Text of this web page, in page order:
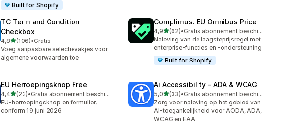
Built for Shopify
TC Term and Condition
Checkbox
4,8van 5 sterren
(106)
106 recensies in totaal
•Gratis
Voeg aanpasbare selectievakjes voor
algemene voorwaarden toe
Complimus: EU Omnibus Price
4,9van 5 sterren
(62)
62 recensies in totaal
•
Gratis abonnement beschikbaar
Naleving van de laagsteprijsregel met
enterprise-functies en -ondersteuning
Built for Shopify
EU Herroepingsknop Free
4,4van 5 sterren
(23)
23 recensies in totaal
•
Gratis abonnement beschikbaar
EU-herroepingsknop en formulier,
conform 19 juni 2026
Ai Accessibility ‑ ADA & WCAG
5,0van 5 sterren
(33)
33 recensies in totaal
•
Gratis abonnement beschikbaar
Zorg voor naleving op het gebied van
AI-toegankelijkheid voor AODA, ADA,
WCAG en EAA